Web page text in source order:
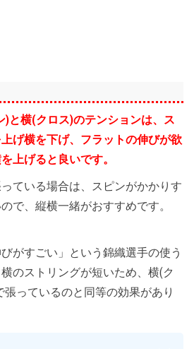
)と横(クロス)のテンションは、ス
げ横を下げ、フラットの伸びが欲
上げると良いです。
ている場合は、スピンがかかりす
で、縦横一緒がおすすめです。
がすごい」という錦織選手の使う
のストリングが短いため、横(ク
張っているのと同等の効果があり